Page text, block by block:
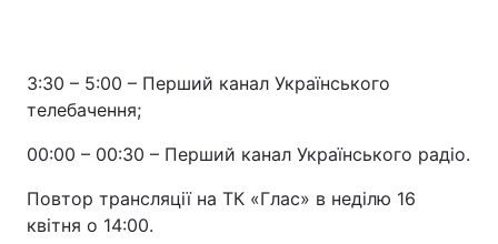
3:30 – 5:00 – Перший канал Українського
телебачення;
00:00 – 00:30 – Перший канал Українського радіо.
Повтор трансляції на ТК «Глас» в неділю 16
квітня о 14:00.